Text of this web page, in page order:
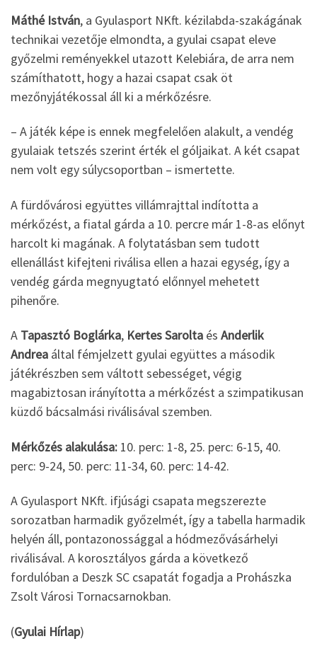
Máthé István, a Gyulasport NKft. kézilabda-szakágának
technikai vezetője elmondta, a gyulai csapat eleve
győzelmi reményekkel utazott Kelebiára, de arra nem
számíthatott, hogy a hazai csapat csak öt
mezőnyjátékossal áll ki a mérkőzésre.
– A játék képe is ennek megfelelően alakult, a vendég
gyulaiak tetszés szerint érték el góljaikat. A két csapat
nem volt egy súlycsoportban – ismertette.
A fürdővárosi együttes villámrajttal indította a
mérkőzést, a fiatal gárda a 10. percre már 1-8-as előnyt
harcolt ki magának. A folytatásban sem tudott
ellenállást kifejteni riválisa ellen a hazai egység, így a
vendég gárda megnyugtató előnnyel mehetett
pihenőre.
A Tapasztó Boglárka, Kertes Sarolta és Anderlik
Andrea által fémjelzett gyulai együttes a második
játékrészben sem váltott sebességet, végig
magabiztosan irányította a mérkőzést a szimpatikusan
küzdő bácsalmási riválisával szemben.
Mérkőzés alakulása: 10. perc: 1-8, 25. perc: 6-15, 40.
perc: 9-24, 50. perc: 11-34, 60. perc: 14-42.
A Gyulasport NKft. ifjúsági csapata megszerezte
sorozatban harmadik győzelmét, így a tabella harmadik
helyén áll, pontazonossággal a hódmezővásárhelyi
riválisával. A korosztályos gárda a következő
fordulóban a Deszk SC csapatát fogadja a Prohászka
Zsolt Városi Tornacsarnokban.
(Gyulai Hírlap)